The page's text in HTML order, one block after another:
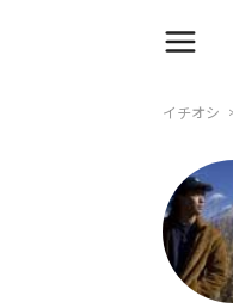
イチオシ